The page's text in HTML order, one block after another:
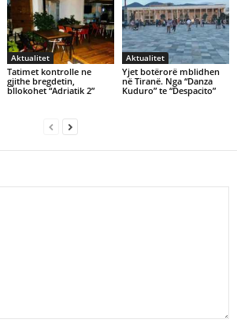
Aktualitet
Tatimet kontrolle ne
gjithe bregdetin,
bllokohet “Adriatik 2”
Aktualitet
Yjet botërorë mblidhen
në Tiranë. Nga “Danza
Kuduro” te “Despacito”